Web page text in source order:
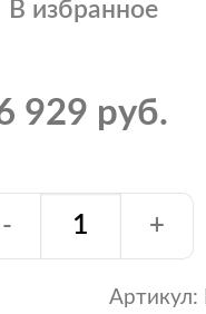
В избранное
929 руб.
- +
Артикул: